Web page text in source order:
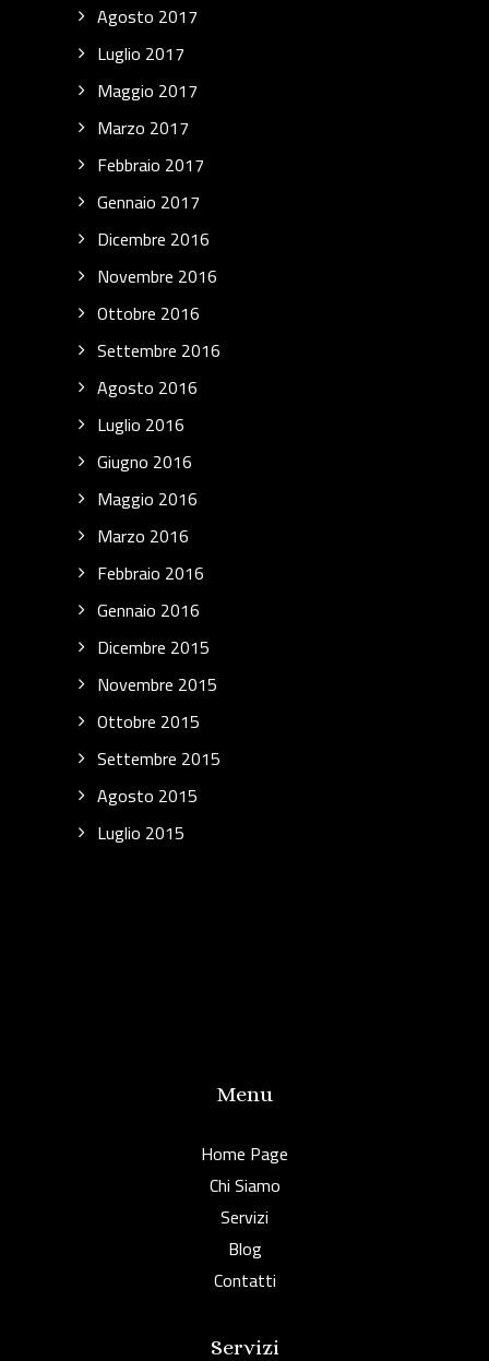
Agosto 2017
Luglio 2017
Maggio 2017
Marzo 2017
Febbraio 2017
Gennaio 2017
Dicembre 2016
Novembre 2016
Ottobre 2016
Settembre 2016
Agosto 2016
Luglio 2016
Giugno 2016
Maggio 2016
Marzo 2016
Febbraio 2016
Gennaio 2016
Dicembre 2015
Novembre 2015
Ottobre 2015
Settembre 2015
Agosto 2015
Luglio 2015
Menu
Home Page
Chi Siamo
Servizi
Blog
Contatti
Servizi